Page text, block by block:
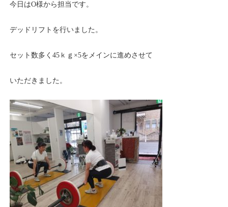
今日はO様から担当です。
デッドリフトを行いました。
セット数多く45ｋｇ×5をメインに進めさせて
いただきました。